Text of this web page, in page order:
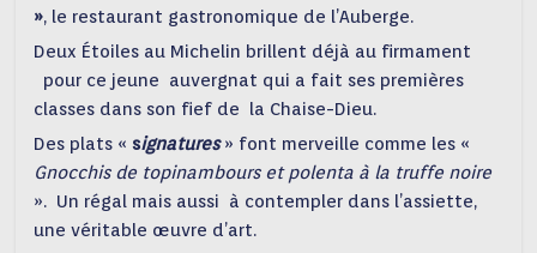
», le restaurant gastronomique de l’Auberge.
Deux Étoiles au Michelin brillent déjà au firmament
pour ce jeune auvergnat qui a fait ses premières
classes dans son fief de la Chaise-Dieu.
Des plats «signatures» font merveille comme les «
Gnocchis de topinambours et polenta à la truffe noire
». Un régal mais aussi à contempler dans l’assiette,
une véritable œuvre d’art.